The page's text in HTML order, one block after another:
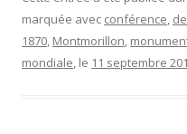
marquée avec conférence,
1870, Montmorillon,
mondiale, le 11 septembre